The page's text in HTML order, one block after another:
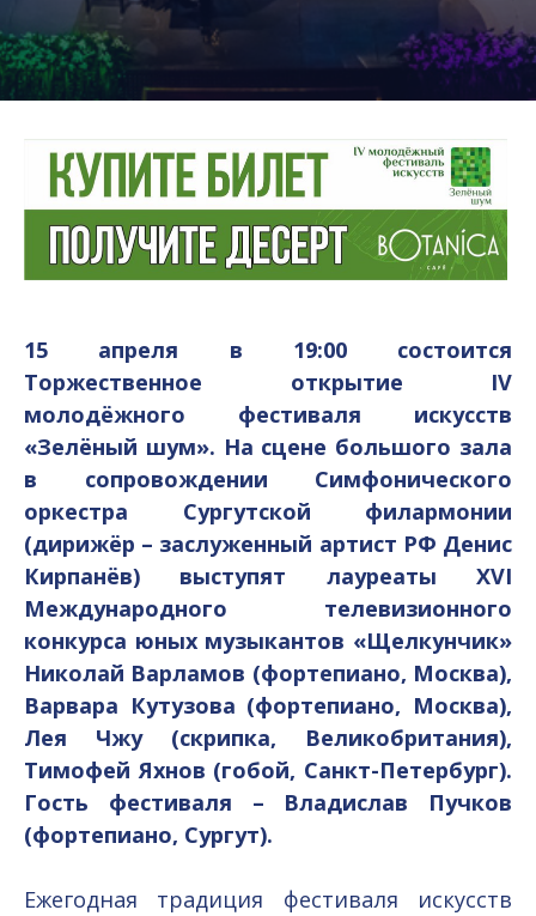
15 апреля в 19:00 состоится
Торжественное открытие IV
молодёжного фестиваля искусств
«Зелёный шум». На сцене большого зала
в сопровождении Симфонического
оркестра Сургутской филармонии
(дирижёр – заслуженный артист РФ Денис
Кирпанёв) выступят лауреаты XVI
Международного телевизионного
конкурса юных музыкантов «Щелкунчик»
Николай Варламов (фортепиано, Москва),
Варвара Кутузова (фортепиано, Москва),
Лея Чжу (скрипка, Великобритания),
Тимофей Яхнов (гобой, Санкт-Петербург).
Гость фестиваля – Владислав Пучков
(фортепиано, Сургут).
Ежегодная традиция фестиваля искусств